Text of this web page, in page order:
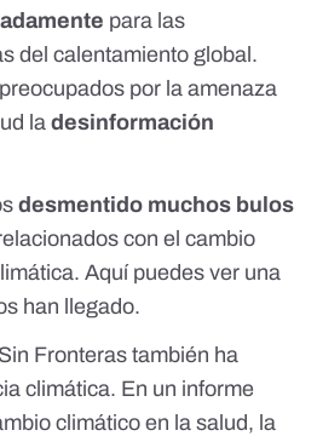
para las
del calentamiento global.
por la amenaza
la desinformación
desmentido muchos bulos
con el cambio
Aquí puedes ver una
han llegado.
Fronteras también ha
climática. En un informe
climático en la salud, la